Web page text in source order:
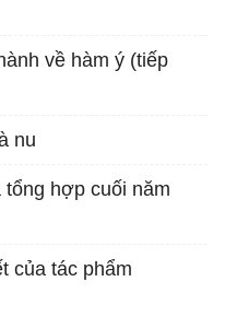
về hàm ý (tiếp
nu
tổng hợp cuối năm
của tác phẩm